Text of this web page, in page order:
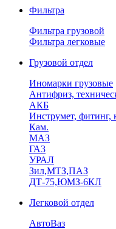
Фильтра
Фильтра грузовой
Фильтра легковые
Грузовой отдел
Иномарки грузовые
Антифриз,
АКБ
Инструмет, фитинг,
Кам.
МАЗ
ГА3
УРАЛ
Зил,МТЗ,ПАЗ
ДТ-75,ЮМЗ-6КЛ
Легковой отдел
АвтоВаз